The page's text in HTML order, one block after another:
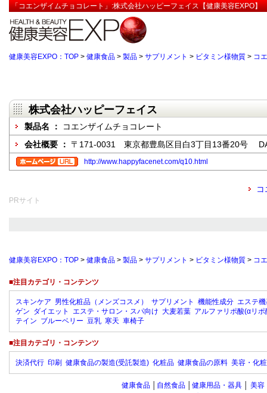
「コエンザイムチョコレート」:株式会社ハッピーフェイス【健康美容EXPO】
健康美容EXPO：TOP > 健康食品 > 製品 > サプリメント > ビタミン様物質 > コ
株式会社ハッピーフェイス
製品名 ：
コエンザイムチョコレート
会社概要 ： 〒171-0031 東京都豊島区目白3丁目13番20号
http://www.happyfacenet.com/q10.html
PRサイト
健康美容EXPO：TOP > 健康食品 > 製品 > サプリメント > ビタミン様物質 > コ
■注目カテゴリ・コンテンツ
スキンケア 男性化粧品（メンズコスメ） サプリメント 機能性成分 エステ
ゲン ダイエット エステ・サロン・スパ向け 大麦若葉 アルファリポ酸(αリポ
テイン ブルーベリー 豆乳 寒天 車椅子
■注目カテゴリ・コンテンツ
決済代行 印刷 健康食品の製造(受託製造) 化粧品 健康食品の原料 美容・化
健康食品 自然食品 健康用品・器具 美容